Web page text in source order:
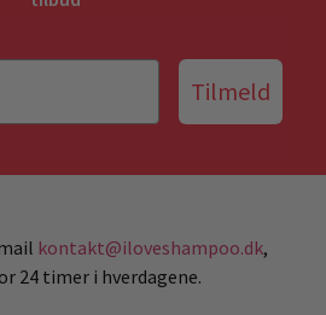
Tilmeld
kontakt@iloveshampoo.dk,
24 timer i hverdagene.